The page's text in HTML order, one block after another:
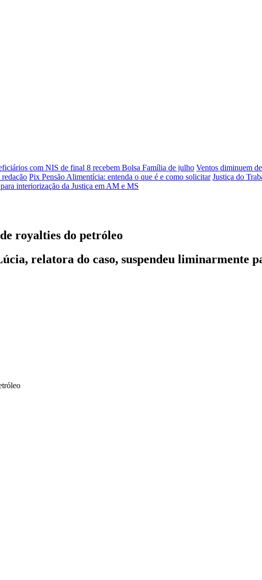
com NIS de final 8 recebem Bolsa Família de julho Ventos diminuem
Pix Pensão Alimentícia: entenda o que é e como solicitar Justiça do
interiorização da Justiça em AM e MS
royalties do petróleo
relatora do caso, suspendeu liminarmente